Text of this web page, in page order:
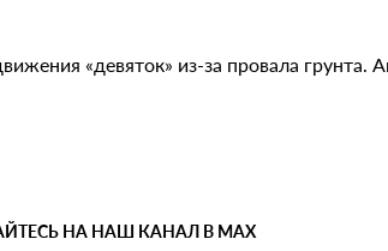
«девяток» из-за провала грунта.
НА НАШ КАНАЛ В MAX